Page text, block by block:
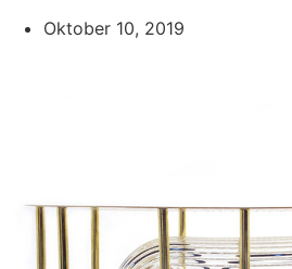
Oktober 10, 2019